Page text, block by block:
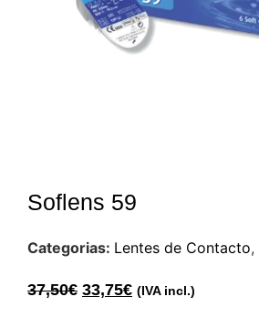
Soflens 59
Categorias: Lentes de Contacto,
37,50€ 33,75€ (IVA incl.)